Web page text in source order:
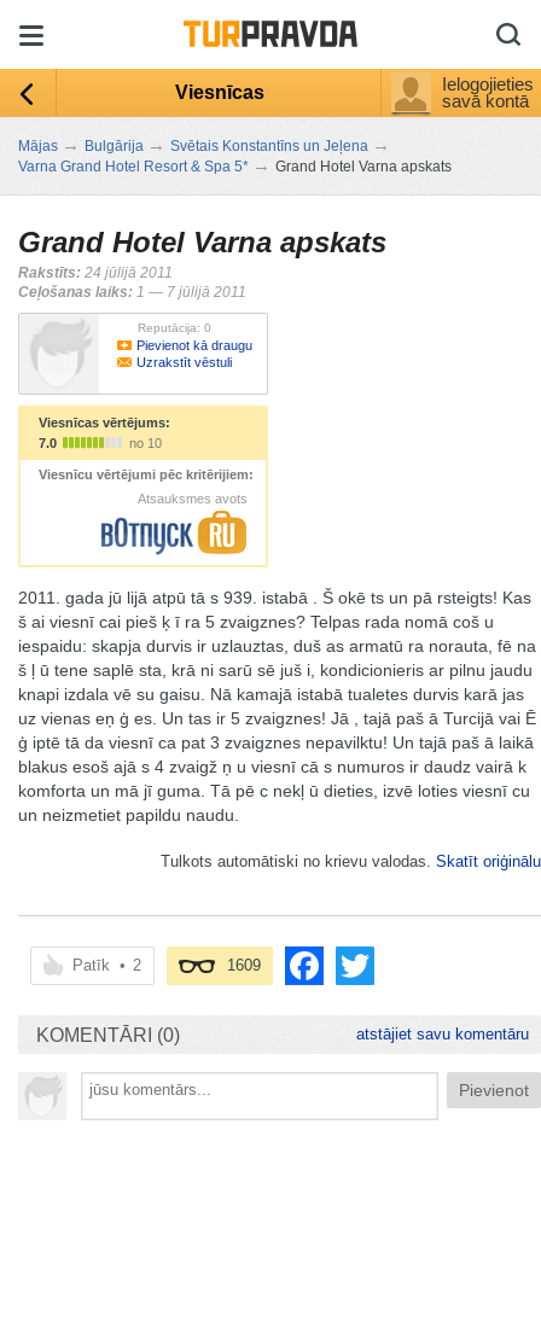
Viesnīcas
Ielogojieties
savā kontā
Mājas → Bulgārija → Svētais Konstantīns un Jeļena →
Varna Grand Hotel Resort & Spa 5* → Grand Hotel Varna apskats
Grand Hotel Varna apskats
Rakstīts: 24 jūlijā 2011
Ceļošanas laiks: 1 — 7 jūlijā 2011
Reputācija: 0
Pievienot kā draugu
Uzrakstīt vēstuli
Viesnīcas vērtējums:
7.0
no 10
Viesnīcu vērtējumi pēc kritērijiem:
Atsauksmes avots
2011. gada jū lijā atpū tā s 939. istabā . Š okē ts un pā rsteigts! Kas
š ai viesnī cai pieš ķ ī ra 5 zvaigznes? Telpas rada nomā coš u
iespaidu: skapja durvis ir uzlauztas, duš as armatū ra norauta, fē na
š ļ ū tene saplē sta, krā ni sarū sē juš i, kondicionieris ar pilnu jaudu
knapi izdala vē su gaisu. Nā kamajā istabā tualetes durvis karā jas
uz vienas eņ ģ es. Un tas ir 5 zvaigznes! Jā , tajā paš ā Turcijā vai Ē
ģ iptē tā da viesnī ca pat 3 zvaigznes nepavilktu! Un tajā paš ā laikā
blakus esoš ajā s 4 zvaigž ņ u viesnī cā s numuros ir daudz vairā k
komforta un mā jī guma. Tā pē c nekļ ū dieties, izvē loties viesnī cu
un neizmetiet papildu naudu.
Tulkots automātiski no krievu valodas. Skatīt oriģinālu
Patīk • 2 1609
KOMENTĀRI (0) atstājiet savu komentāru